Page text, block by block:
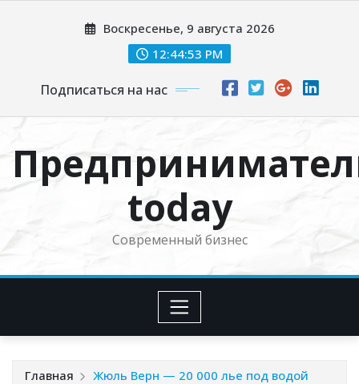
Воскресенье, 9 августа 2026
12:44:53 PM
Подписаться на нас
today
Современный бизнес
Главная Жюль Верн — 20 000 лье под водой